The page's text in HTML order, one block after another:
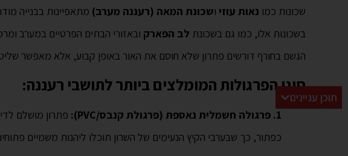
תוכן עניינים
שכונות כמו נאות עוזי ושכונת המאה (רעננה מערב) מתאפיינות בבנייה
בשכונות אלו, כמו גם בשכונת לב הפארק ובאזורי הבתים הפרטיים במערב
הגשם בחורף דורשים פתרון שלא חוסם את האור באופן קבוע, אלא מאפשר
סוגי הפרגולות המומלצים ביותר לתושבי רעננה:
1. פרגולה חשמלית נאספת (פרגולת קנבס/PVC):
פתרון מושלם
כפתור, כך שבערבי הקיץ הנעימים של השרון תוכלו ליהנות משמיים